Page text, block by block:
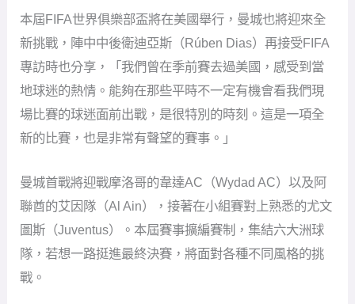
圖斯（Juventus）。本屆賽事擴編賽制，集結六大洲球
隊，若想一路挺進最終決賽，將面對各種不同風格的挑
戰。
迪亞斯說，「這些參賽隊伍讓比賽達到最高水準。不同
洲際球隊的踢法與理念，都會讓比賽變得非常不同。如
表國家隊時已經體驗過這樣跨洲對抗的挑戰，但俱樂部
層面仍然是全新的舞台，「國家隊的經歷能幫助我們，
但國家隊並不是你一整年都處在的環境。俱樂部世界盃
的挑戰非常特別，大家都想贏得這項榮耀。」